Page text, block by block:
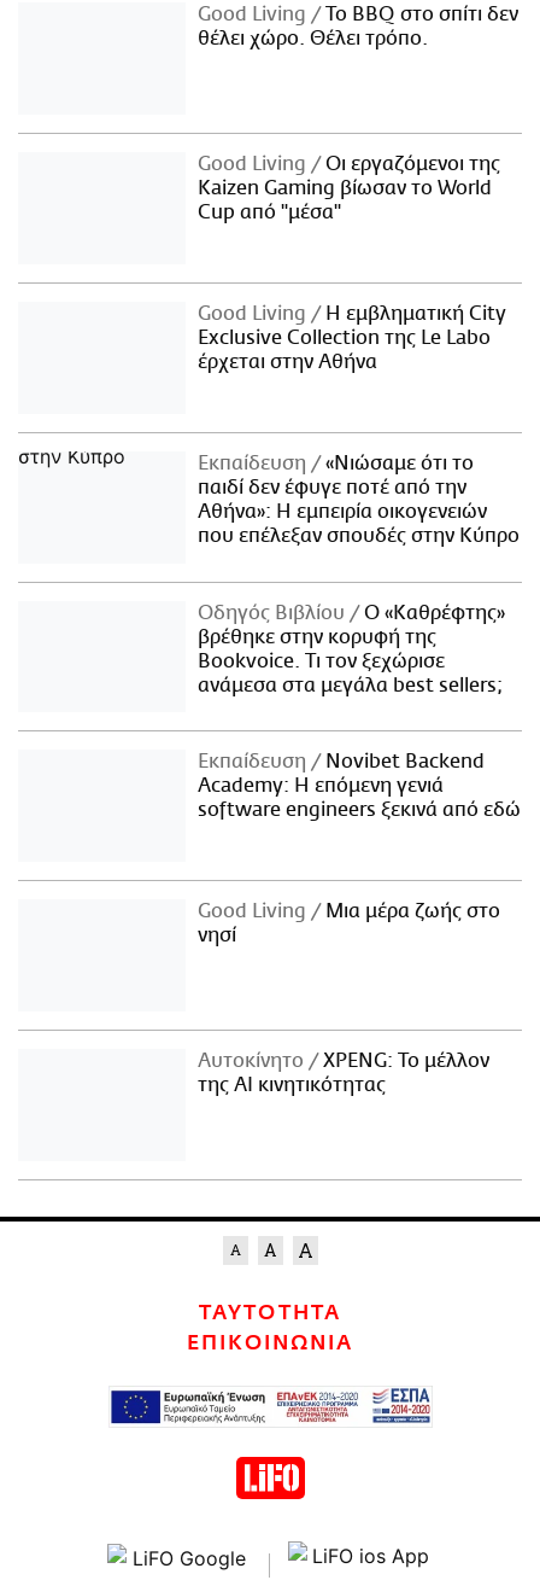
Good Living
Το BBQ στο σπίτι δεν
θέλει χώρο. Θέλει τρόπο.
Good Living
Οι εργαζόμενοι της
Kaizen Gaming βίωσαν το World
Cup από "μέσα"
Good Living
Η εμβληματική City
Exclusive Collection της Le Labo
έρχεται στην Αθήνα
Εκπαίδευση
«Νιώσαμε ότι το
παιδί δεν έφυγε ποτέ από την
Αθήνα»: Η εμπειρία οικογενειών
που επέλεξαν σπουδές στην Κύπρο
Οδηγός Βιβλίου
Ο «Καθρέφτης»
βρέθηκε στην κορυφή της
Bookvoice. Τι τον ξεχώρισε
ανάμεσα στα μεγάλα best sellers;
Εκπαίδευση
Novibet Backend
Academy: Η επόμενη γενιά
software engineers ξεκινά από εδώ
Good Living
Μια μέρα ζωής στο
νησί
Αυτοκίνητο
XPENG: Το μέλλον
της AI κινητικότητας
ΤΑΥΤΟΤΗΤΑ
ΕΠΙΚΟΙΝΩΝΙΑ